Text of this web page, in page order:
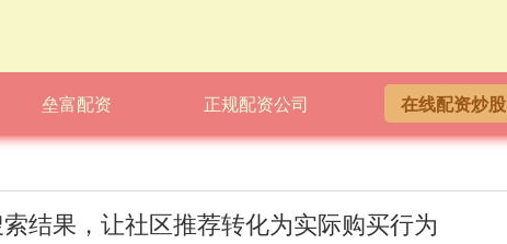
垒富配资 正规配资公司 在线配资炒股
结果，让社区推荐转化为实际购买行为